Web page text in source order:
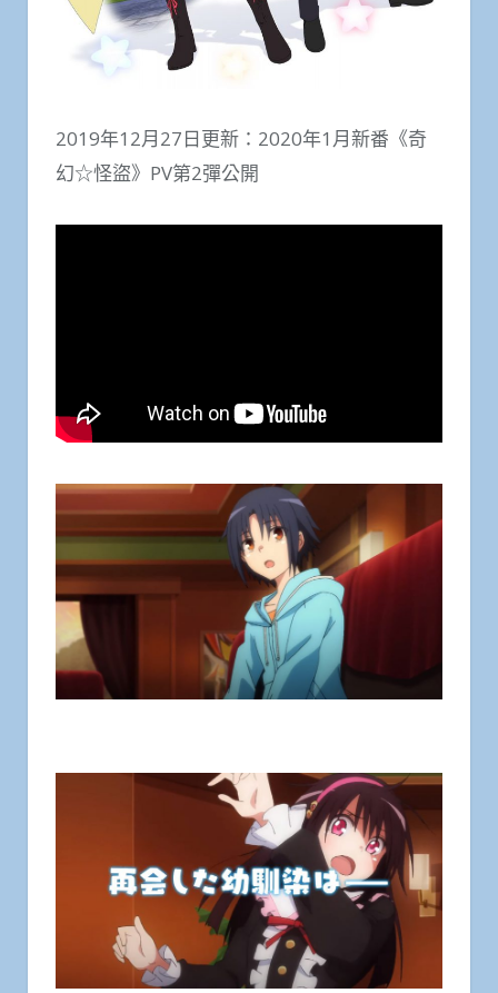
2019年12月27日更新：2020年1月新番《奇
幻☆怪盜》PV第2彈公開